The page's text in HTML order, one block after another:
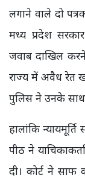
लगाने वाले दो
मध्य प्रदेश
जवाब दाखिल
राज्य में अवैध रेत
पुलिस ने उनके साथ
हालांकि
पीठ ने
दी। कोर्ट ने